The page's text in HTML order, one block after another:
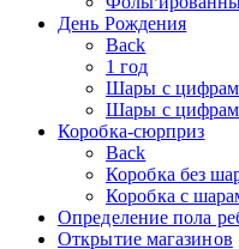
День Рождения
Back
1 год
Шары с
Шары с
Коробка-сюрприз
Back
Коробка без
Коробка с
Определение пола
Открытие магазинов